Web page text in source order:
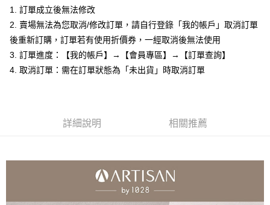
AFTEE先享後付是「在收到商品之後才付款」的支付方式。 讓您購物簡單
便利好安心！
１．簡單：不需註冊會員、不需綁卡、不需儲值。
２．便利：只要手機號碼，簡訊認證，即可結帳。
３．安心：先確認商品／服務後，再付款。
３．收到繳費通知簡訊後14天內，點擊此簡訊中的連結，可透過四大超商／
※ 交易是否成功請以「AFTEE先享後付 」之結帳頁面顯示為準，若有關於
是否繳費成功／繳費後需取消欲退款等相關疑問，請聯繫「AFTEE先享後付
https://netprotections.freshdesk.com/support/home
ATM付款
運送方式
全家取貨付款
每筆NT$80，滿NT$599(含以上)免運費
每筆NT$80，滿NT$599(含以上)免運費
1. 訂單成立後無法修改
2. 賣場無法為您取消/修改訂單，請自行登錄「我的帳戶」取消訂單
後重新訂購，訂單若有使用折價券，一經取消後無法使用
3. 訂單進度：【我的帳戶】→【會員專區】→【訂單查詢】
4. 取消訂單：需在訂單狀態為「未出貨」時取消訂單
詳細說明 相關推薦